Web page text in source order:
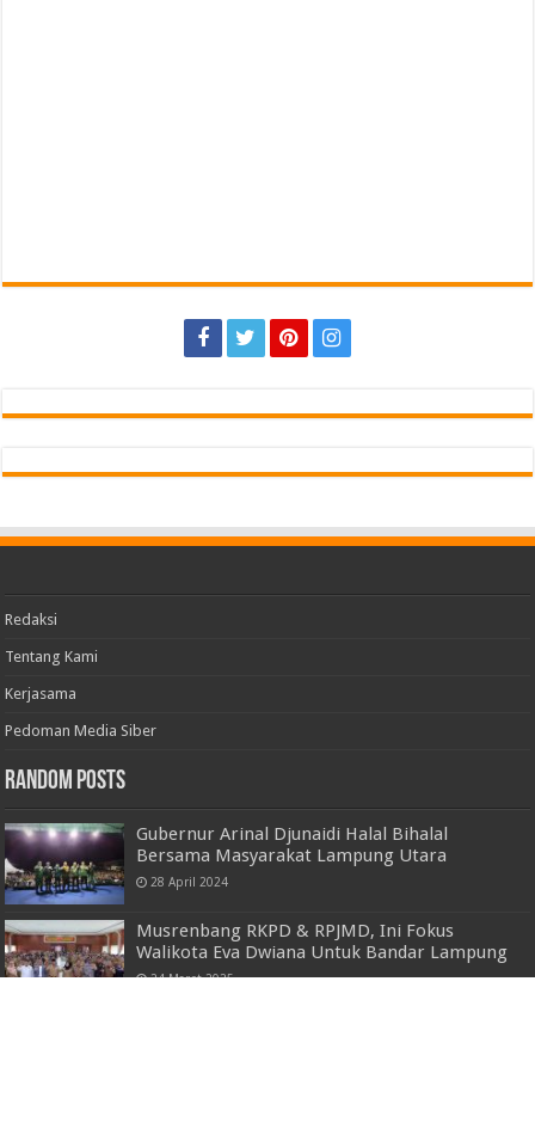
Redaksi
Tentang Kami
Kerjasama
Pedoman Media Siber
Random Posts
Gubernur Arinal Djunaidi Halal Bihalal
Bersama Masyarakat Lampung Utara
28 April 2024
Musrenbang RKPD & RPJMD, Ini Fokus
Walikota Eva Dwiana Untuk Bandar Lampung
24 Maret 2025